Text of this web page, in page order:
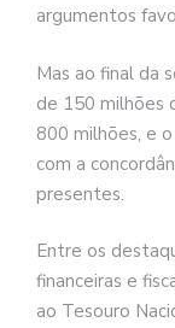
argumentos
Mas ao final da
de 150 milhões
800 milhões, e
com a
presentes.
Entre os
financeiras e
ao Tesouro